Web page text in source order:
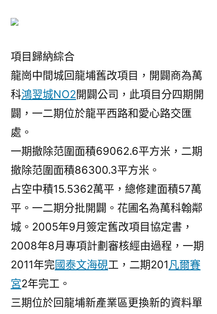
項目歸納綜合
龍崗中間城回龍埔舊改項目，開闢商為萬
科鴻翌城NO2開闢公司，此項目分四期開
闢，一二期位於龍平西路和愛心路交匯
處。
一期撤除范圍面積69062.6平方米，二期
撤除范圍面積86300.3平方米。
占空中積15.5362萬平，總修建面積57萬
平。一二期分批開闢。花圃名為萬科翰鄰
城。2005年9月簽定舊改項目協定書，
2008年8月專項計劃審核經由過程，一期
2011年完國泰文海硯工，二期201凡爾賽
宮2年完工。
三期位於回龍埔新產業區更換新的資料單